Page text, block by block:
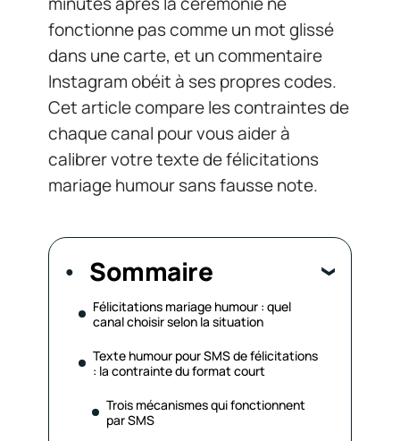
fonctionne pas comme un mot glissé
dans une carte, et un commentaire
Instagram obéit à ses propres codes.
Cet article compare les contraintes de
chaque canal pour vous aider à
calibrer votre texte de félicitations
mariage humour sans fausse note.
Sommaire
Félicitations mariage humour : quel
canal choisir selon la situation
Texte humour pour SMS de félicitations
: la contrainte du format court
Trois mécanismes qui fonctionnent
par SMS